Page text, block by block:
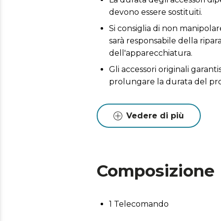
devono essere sostituiti.
Si consiglia di non
sarà responsabile della
dell'apparecchiatura.
Gli accessori originali
prolungare la durata del
Vedere di più
Composizione
1 Telecomando